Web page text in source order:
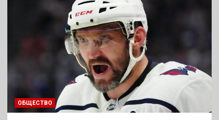
ОБЩЕСТВО